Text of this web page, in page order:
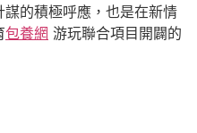
的積極呼應，也是在新情
包養網 游玩聯合項目開闢的